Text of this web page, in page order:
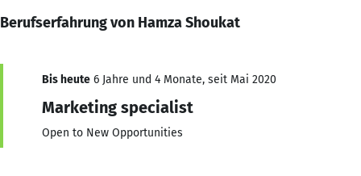
Berufserfahrung von Hamza Shoukat
Bis heute 6 Jahre und 4 Monate, seit Mai 2020
Marketing specialist
Open to New Opportunities